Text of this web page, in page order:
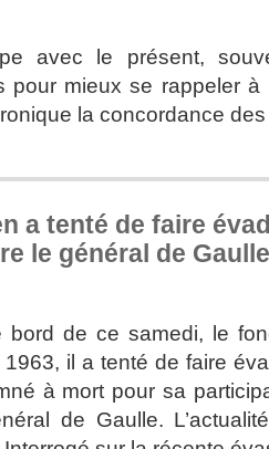
avec le présent,
pour mieux se rappeler
la concordance
a tenté de faire
le général de Gaulle
bord de ce samedi, le
il a tenté de faire
à mort pour sa
de Gaulle.